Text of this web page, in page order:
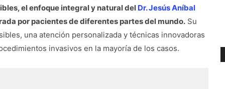
el enfoque integral y natural del Dr. Jesús Aníbal
por pacientes de diferentes partes del mundo. Su
una atención personalizada y técnicas innovadoras
invasivos en la mayoría de los casos.